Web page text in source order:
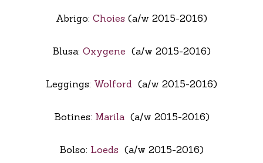
Abrigo: Choies (a/w 2015-2016)
Blusa: Oxygene (a/w 2015-2016)
Leggings: Wolford (a/w 2015-2016)
Botines: Marila (a/w 2015-2016)
Bolso: Loeds (a/w 2015-2016)